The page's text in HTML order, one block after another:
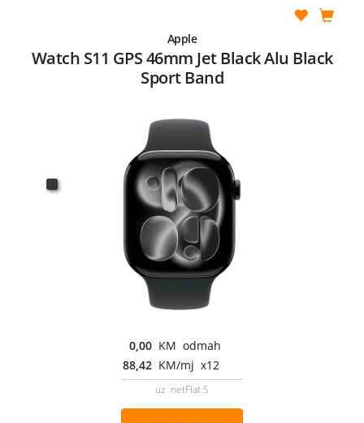
Apple
Watch S11 GPS 46mm Jet Black Alu Black
Sport Band
0,00 KM odmah
88,42 KM/mj x12
uz netFlat S